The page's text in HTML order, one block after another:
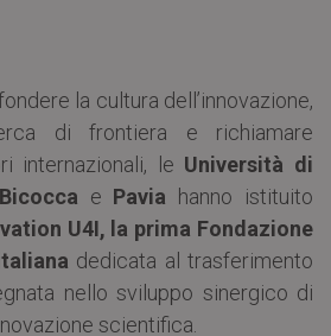
la cultura dell’innovazione,
di frontiera e richiamare
internazionali, le Università di
e Pavia hanno istituito
U4I, la prima Fondazione
dedicata al trasferimento
nello sviluppo sinergico di
scientifica.